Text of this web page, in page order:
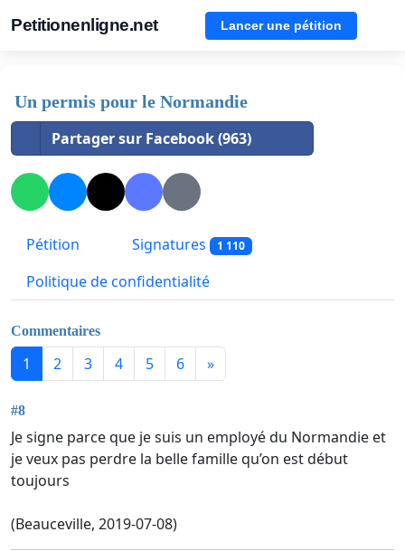
Petitionenligne.net Lancer une pétition
Un permis pour le Normandie
Partager sur Facebook (963)
Pétition Signatures 1 110
Politique de confidentialité
Commentaires
1 2 3 4 5 6 »
#8
Je signe parce que je suis un employé du Normandie et
je veux pas perdre la belle famille qu’on est début
toujours
(Beauceville, 2019-07-08)